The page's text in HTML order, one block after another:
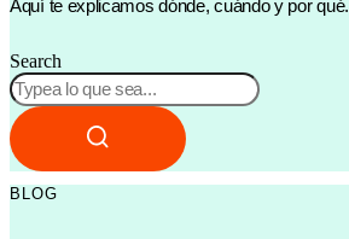
Aquí te explicamos dónde, cuándo y por qué.
Search
BLOG